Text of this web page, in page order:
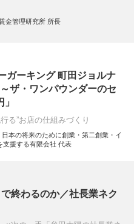
金管理研究所 所長
ーキング 町田ジョルナ
・ワンパウンダーのセ
る”お店の仕組みづくり
本の将来のために創業・第二創業・イ
支援する有限会社 代表
終わるのか／社長業ネク